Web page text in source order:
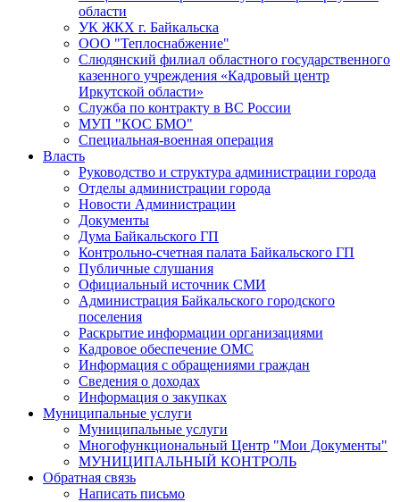
области
УК ЖКХ г. Байкальска
ООО "Теплоснабжение"
Слюдянский филиал областного государственного
казенного учреждения «Кадровый центр
Иркутской области»
Служба по контракту в ВС России
МУП "КОС БМО"
Специальная-военная операция
Власть
Руководство и структура администрации города
Отделы администрации города
Новости Администрации
Документы
Дума Байкальского ГП
Контрольно-счетная палата Байкальского ГП
Публичные слушания
Официальный источник СМИ
Администрация Байкальского городского
поселения
Раскрытие информации организациями
Кадровое обеспечение ОМС
Информация с обращениями граждан
Сведения о доходах
Информация о закупках
Муниципальные услуги
Муниципальные услуги
Многофункциональный Центр "Мои Документы"
МУНИЦИПАЛЬНЫЙ КОНТРОЛЬ
Обратная связь
Написать письмо